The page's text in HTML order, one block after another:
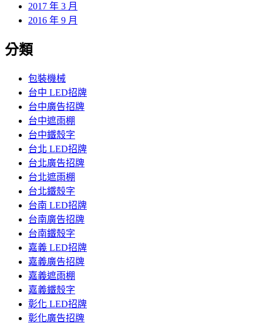
2017 年 3 月
2016 年 9 月
分類
包裝機械
台中 LED招牌
台中廣告招牌
台中遮雨棚
台中鐵殼字
台北 LED招牌
台北廣告招牌
台北遮雨棚
台北鐵殼字
台南 LED招牌
台南廣告招牌
台南鐵殼字
嘉義 LED招牌
嘉義廣告招牌
嘉義遮雨棚
嘉義鐵殼字
彰化 LED招牌
彰化廣告招牌